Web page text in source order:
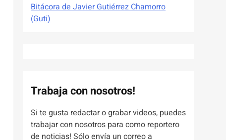
Bitácora de Javier Gutiérrez Chamorro
(Guti)
Trabaja con nosotros!
Si te gusta redactar o grabar videos, puedes
trabajar con nosotros para como reportero
de noticias! Sólo envía un correo a